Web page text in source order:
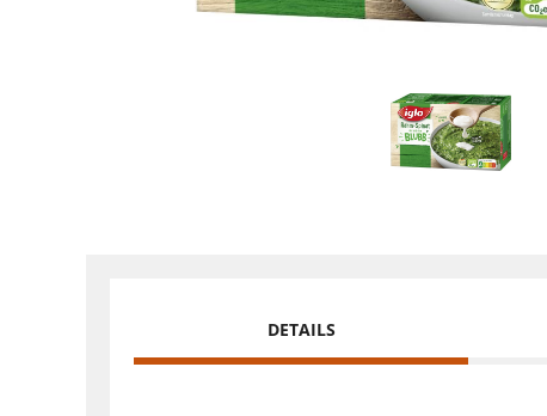
DETAILS